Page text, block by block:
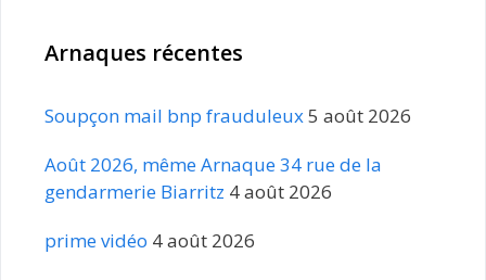
Arnaques récentes
Soupçon mail bnp frauduleux5 août 2026
Août 2026, même Arnaque 34 rue de la
gendarmerie Biarritz 4 août 2026
prime vidéo 4 août 2026